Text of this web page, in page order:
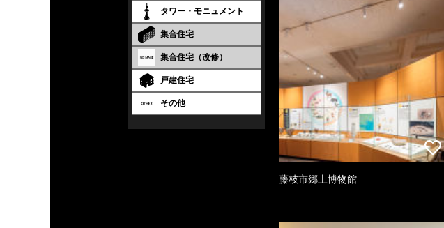
タワー・モニュメント
集合住宅
集合住宅（改修）
戸建住宅
その他
藤枝市郷土博物館